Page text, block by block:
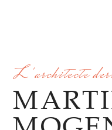
L'architecte